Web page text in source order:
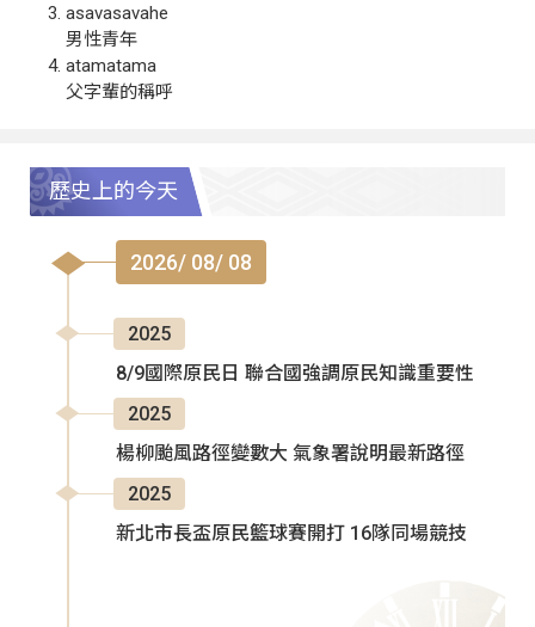
asavasavahe
男性青年
atamatama
父字輩的稱呼
歷史上的今天
2026/ 08/ 08
2025
8/9國際原民日 聯合國強調原民知識重要性
2025
楊柳颱風路徑變數大 氣象署說明最新路徑
2025
新北市長盃原民籃球賽開打 16隊同場競技